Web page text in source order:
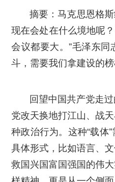
摘要：马克思恩格
现在会处在什么境地呢
会议都要大。”毛泽东
斗，需要我们拿建设的
回望中国共产党走
党改天换地打江山、战
种政治行为。这种“载体
具体形式，比如语言、
救国兴国富国强国的伟